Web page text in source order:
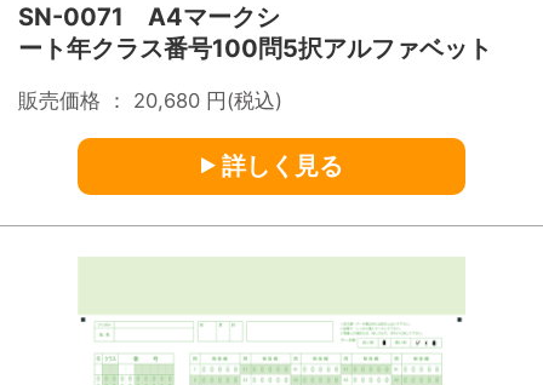
SN-0071 A4マークシ
ート年クラス番号100問5択アルファベット
販売価格 ： 20,680 円(税込)
詳しく見る